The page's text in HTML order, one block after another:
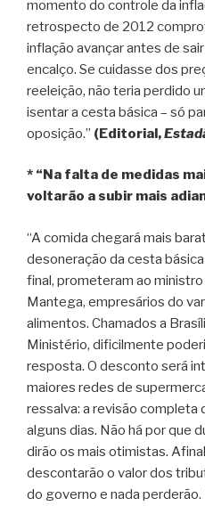
momento do controle da
retrospecto de 2012
inflação avançar antes de
encalço. Se cuidasse dos
reeleição, não teria perdido
isentar a cesta básica – só
oposição.” (Editorial,
* “Na falta de medidas
voltarão a subir mais
“A comida chegará mais
desoneração da cesta
final, prometeram ao ministro
Mantega, empresários do
alimentos. Chamados a
Ministério, dificilmente
resposta. O desconto será
maiores redes de
ressalva: a revisão completa
alguns dias. Não há por que
dirão os mais otimistas.
descontarão o valor dos
do governo e nada